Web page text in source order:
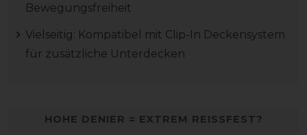
Bewegungsfreiheit
Vielseitig: Kompatibel mit Clip-In Deckensystem
für zusätzliche Unterdecken
HOHE DENIER = EXTREM REISSFEST?